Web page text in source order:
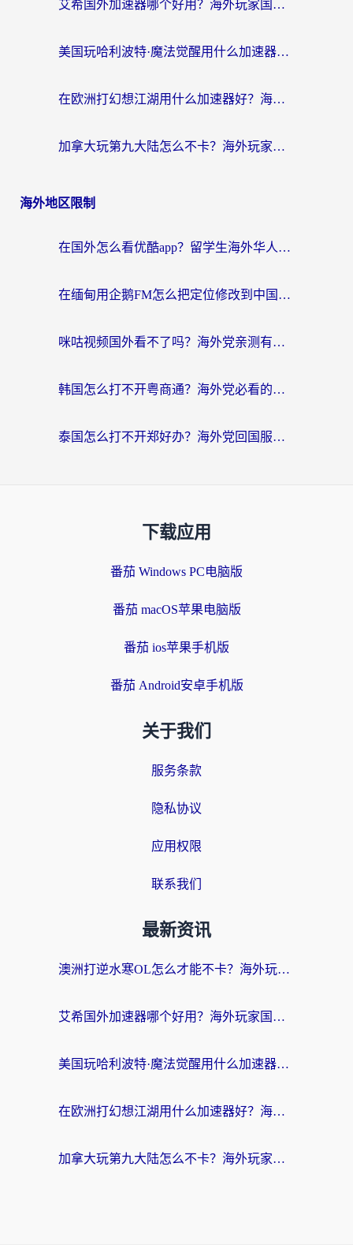
艾希国外加速器哪个好用？海外玩家国服游戏畅玩终极指南（附欧洲玩鸣潮街头篮球实测）
美国玩哈利波特·魔法觉醒用什么加速器？告别延迟的终极指南（含免费QQ炫舞方案+印尼妄想山海秘籍）
在欧洲打幻想江湖用什么加速器好？海外玩家国服游戏畅玩指南
加拿大玩第九大陆怎么不卡？海外玩家国服游戏加速全攻略（附足球世界萤火突击实测）
海外地区限制
在国外怎么看优酷app？留学生海外华人必看的无限制追剧指南
在缅甸用企鹅FM怎么把定位修改到中国国内？海外党解决地域限制的实用指南
咪咕视频国外看不了吗？海外党亲测有效的回国加速解决方案
韩国怎么打不开粤商通？海外党必看的回国加速器选择指南（附加拿大农行俄罗斯有缘网解决方案）
泰国怎么打不开郑好办？海外党回国服务+影音追剧全搞定的实用指南
下载应用
番茄 Windows PC电脑版
番茄 macOS苹果电脑版
番茄 ios苹果手机版
番茄 Android安卓手机版
关于我们
服务条款
隐私协议
应用权限
联系我们
最新资讯
澳洲打逆水寒OL怎么才能不卡？海外玩家国服游戏加速终极指南（附梦幻模拟战地铁跑酷解决办法）
艾希国外加速器哪个好用？海外玩家国服游戏畅玩终极指南（附欧洲玩鸣潮街头篮球实测）
美国玩哈利波特·魔法觉醒用什么加速器？告别延迟的终极指南（含免费QQ炫舞方案+印尼妄想山海秘籍）
在欧洲打幻想江湖用什么加速器好？海外玩家国服游戏畅玩指南
加拿大玩第九大陆怎么不卡？海外玩家国服游戏加速全攻略（附足球世界萤火突击实测）